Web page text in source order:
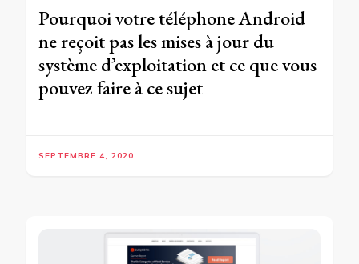
Pourquoi votre téléphone Android
ne reçoit pas les mises à jour du
système d’exploitation et ce que vous
pouvez faire à ce sujet
SEPTEMBRE 4, 2020